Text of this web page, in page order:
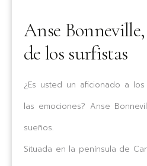
Anse
de los surfistas
¿Es usted un aficionado a
las emociones? Anse
sueños.
Situada en la península de